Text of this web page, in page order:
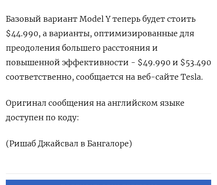
Базовый вариант Model Y теперь будет стоить
$44.990, а варианты, оптимизированные для
преодоления большего расстояния и
повышенной эффективности - $49.990 и $53.490
соответственно, сообщается на веб-сайте Tesla.
Оригинал сообщения на английском языке
доступен по коду:
(Ришаб Джайсвал в Бангалоре)